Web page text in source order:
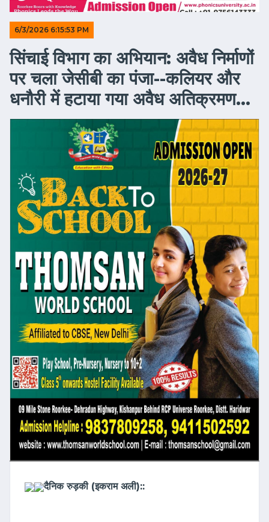
6/3/2026 6:15:53 PM
सिंचाई विभाग का अभियान: अवैध निर्माणों
पर चला जेसीबी का पंजा--कलियर और
धनौरी में हटाया गया अवैध अतिक्रमण...
दैनिक रुड़की (इकराम अली)::